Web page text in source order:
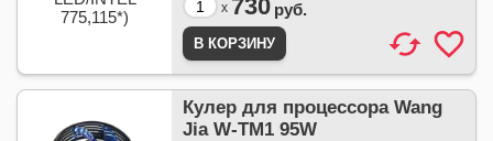
x 730 руб.
Кулер для процессора Wang
Jia W-TM1 95W